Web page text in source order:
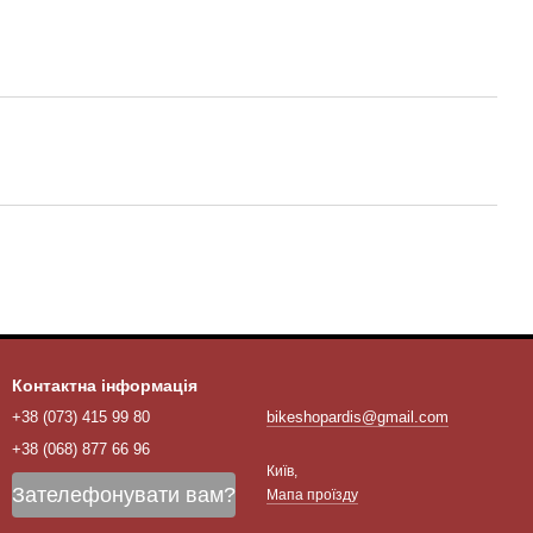
Контактна інформація
+38 (073) 415 99 80
+38 (068) 877 66 96
Зателефонувати вам?
bikeshopardis@gmail.com
Київ,
Мапа проїзду